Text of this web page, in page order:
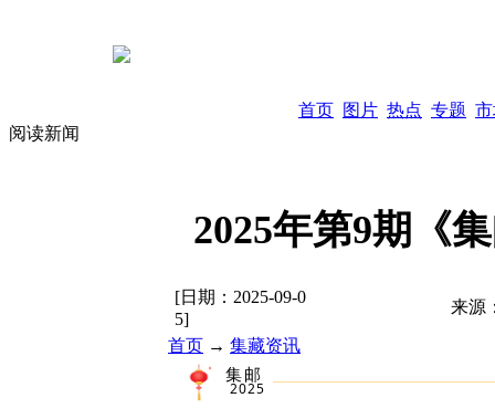
首页 图片 热点 专题
阅读新闻
2025年第9期《
[日期： 2025-09-0
5]
来源
首页 → 集藏资讯
集邮
2025